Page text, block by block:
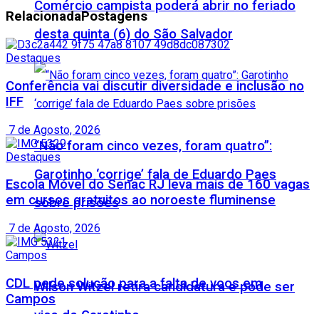
Comércio campista poderá abrir no feriado
desta quinta (6) do São Salvador
“Não foram cinco vezes, foram quatro”:
Garotinho ‘corrige’ fala de Eduardo Paes
sobre prisões
Wilson Witzel retira candidatura e pode ser
RelacionadaPostagens
Destaques
Conferência vai discutir diversidade e inclusão no
IFF
7 de Agosto, 2026
Destaques
Escola Móvel do Senac RJ leva mais de 160 vagas
em cursos gratuitos ao noroeste fluminense
7 de Agosto, 2026
Campos
CDL pede solução para a falta de voos em
Campos